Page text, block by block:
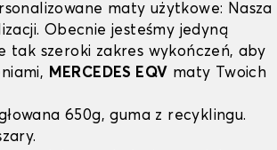
maty użytkowe: Nasza
Obecnie jesteśmy jedyną
szeroki zakres wykończeń, aby
MERCEDES EQV maty Twoich
650g, guma z recyklingu.